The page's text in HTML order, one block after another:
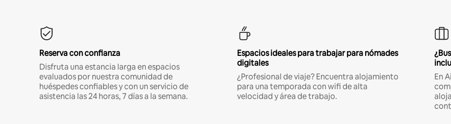
Reserva con confianza
Disfruta una estancia larga en espacios
evaluados por nuestra comunidad de
huéspedes confiables y con un servicio de
asistencia las 24 horas, 7 días a la semana.
Espacios ideales para trabajar para nómades
digitales
¿Profesional de viaje? Encuentra alojamiento
para una temporada con wifi de alta
velocidad y área de trabajo.
En